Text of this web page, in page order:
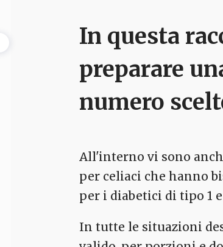
In questa
preparare
numero
All'interno vi sono
per celiaci che hanno
per i diabetici di tipo 1 e
In tutte le situazioni